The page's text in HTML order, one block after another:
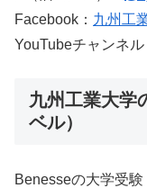
Facebook： 九州工
YouTubeチャンネル
九州工業大学
ベル）
Benesseの大学受